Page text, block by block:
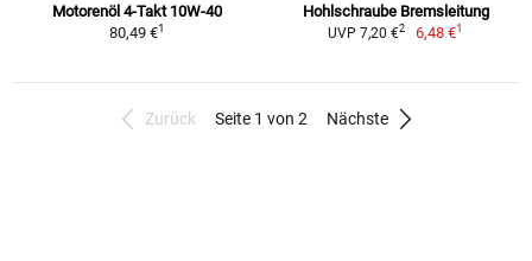
Motorenöl 4-Takt 10W-40
80,49 €1
Hohlschraube Bremsleitung
UVP 7,20 €2 6,48 €1
Zurück Seite 1 von 2 Nächste